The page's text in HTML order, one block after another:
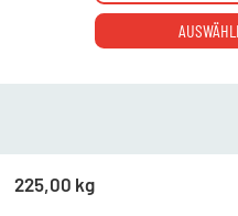
225,00 kg